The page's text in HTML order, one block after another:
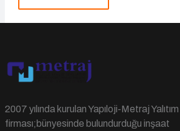
2007 yılında kurulan Yapıloji-Metraj Yalıtım
firması;bünyesinde bulundurduğu inşaat